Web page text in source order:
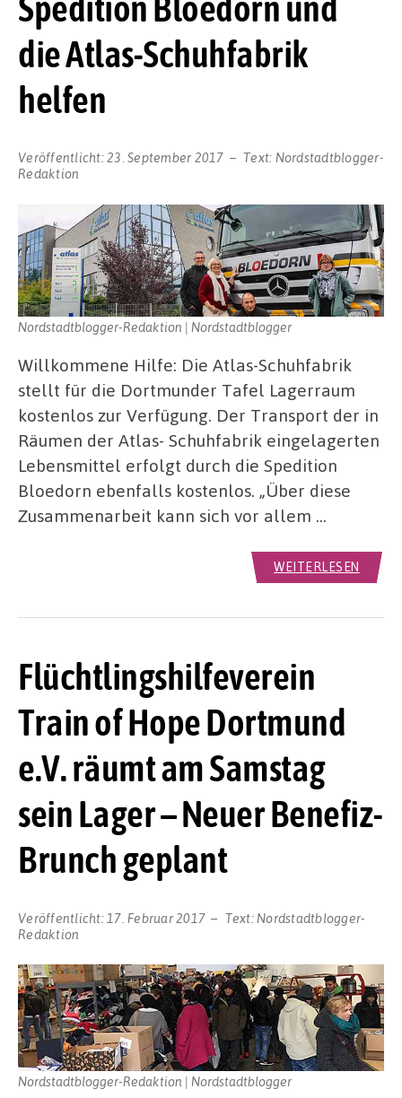
die Atlas-Schuhfabrik
helfen
Veröffentlicht:23. September 2017 Text: Nordstadtblogger-
Redaktion
Nordstadtblogger-Redaktion | Nordstadtblogger
Willkommene Hilfe: Die Atlas-Schuhfabrik
stellt für die Dortmunder Tafel Lagerraum
kostenlos zur Verfügung. Der Transport der in
Räumen der Atlas- Schuhfabrik eingelagerten
Lebensmittel erfolgt durch die Spedition
Bloedorn ebenfalls kostenlos. „Über diese
Zusammenarbeit kann sich vor allem …
WEITERLESEN
Flüchtlingshilfeverein
Train of Hope Dortmund
e.V. räumt am Samstag
sein Lager – Neuer Benefiz-
Brunch geplant
Veröffentlicht: 17. Februar 2017 Text: Nordstadtblogger-
Redaktion
Nordstadtblogger-Redaktion | Nordstadtblogger